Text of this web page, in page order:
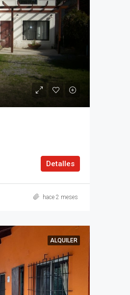
Detalles
hace 2 meses
ALQUILER